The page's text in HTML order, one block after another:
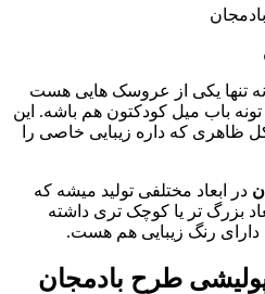
تنها یکی از عروسک هایی هست
باب میل کودکتون هم باشه. این
که داره زیبایی خاصی را
در ابعاد مختلفی تولید میشه که
بزرگ تر یا کوچک تری داشته
رنگ زیبایی هم هست.
طرح بادمجان